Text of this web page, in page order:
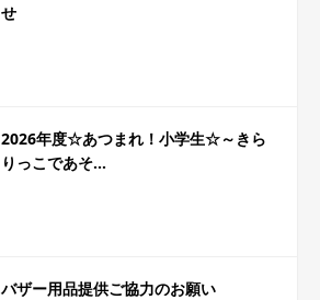
せ
2026年度☆あつまれ！小学生☆～きら
りっこであそ...
バザー用品提供ご協力のお願い